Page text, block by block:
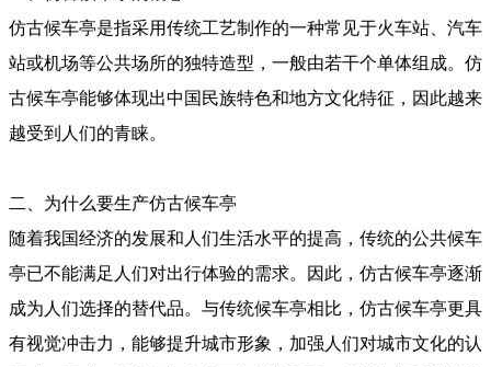
仿古候车亭是指采用传统工艺制作的一种常见于火车站、汽车
站或机场等公共场所的独特造型，一般由若干个单体组成。仿
古候车亭能够体现出中国民族特色和地方文化特征，因此越来
越受到人们的青睐。
二、为什么要生产仿古候车亭
随着我国经济的发展和人们生活水平的提高，传统的公共候车
亭已不能满足人们对出行体验的需求。因此，仿古候车亭逐渐
成为人们选择的替代品。与传统候车亭相比，仿古候车亭更具
有视觉冲击力，能够提升城市形象，加强人们对城市文化的认